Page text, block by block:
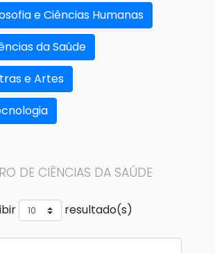
e Ciências Humanas
da Saúde
e Artes
DE CIÊNCIAS DA SAÚDE
resultado(s)